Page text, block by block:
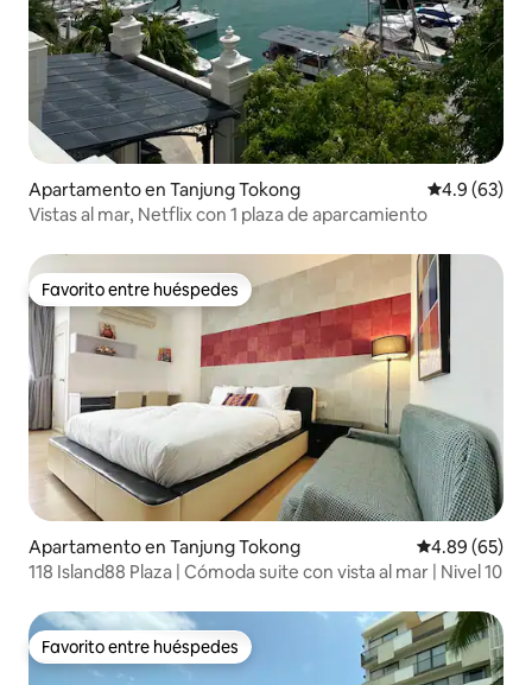
Apartamento en Tanjung Tokong Calificación
4.9 (63)
Vistas al mar, Netflix con 1 plaza de aparcamiento
Favorito entre huéspedes
Favorito entre huéspedes
Apartamento en Tanjung Tokong Calificación
4.89 (65)
118 Island88 Plaza | Cómoda suite con vista al mar | Nivel 10
Favorito entre huéspedes
Favorito entre huéspedes